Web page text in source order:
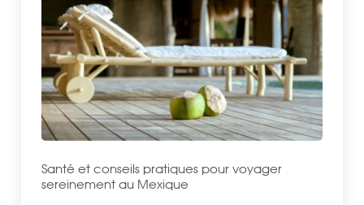
Santé et conseils pratiques pour voyager
sereinement au Mexique